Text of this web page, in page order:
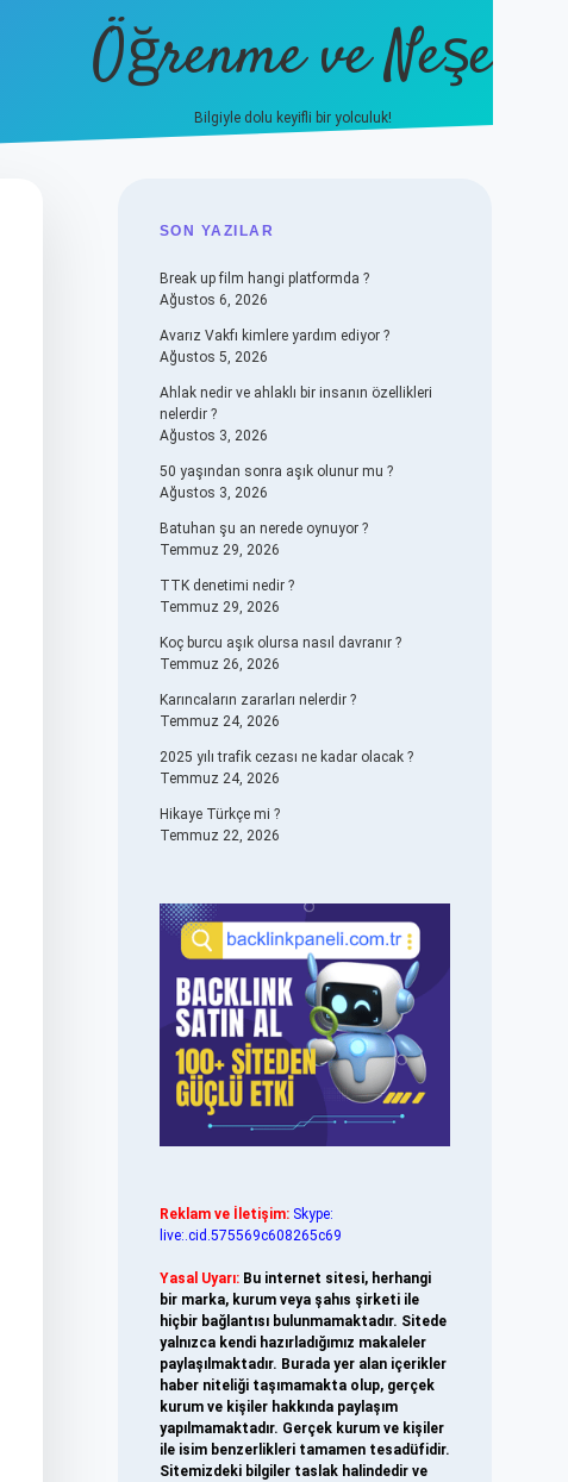
Öğrenme ve Neşe
Bilgiyle dolu keyifli bir yolculuk!
SIDEBAR
SON YAZILAR
Break up film hangi platformda ?
Ağustos 6, 2026
Avarız Vakfı kimlere yardım ediyor ?
Ağustos 5, 2026
Ahlak nedir ve ahlaklı bir insanın özellikleri
nelerdir ?
Ağustos 3, 2026
50 yaşından sonra aşık olunur mu ?
Ağustos 3, 2026
Batuhan şu an nerede oynuyor ?
Temmuz 29, 2026
TTK denetimi nedir ?
Temmuz 29, 2026
Koç burcu aşık olursa nasıl davranır ?
Temmuz 26, 2026
Karıncaların zararları nelerdir ?
Temmuz 24, 2026
2025 yılı trafik cezası ne kadar olacak ?
Temmuz 24, 2026
Hikaye Türkçe mi ?
Temmuz 22, 2026
Reklam ve İletişim: Skype:
live:.cid.575569c608265c69
Yasal Uyarı: Bu internet sitesi, herhangi
bir marka, kurum veya şahıs şirketi ile
hiçbir bağlantısı bulunmamaktadır. Sitede
yalnızca kendi hazırladığımız makaleler
paylaşılmaktadır. Burada yer alan içerikler
haber niteliği taşımamakta olup, gerçek
kurum ve kişiler hakkında paylaşım
yapılmamaktadır. Gerçek kurum ve kişiler
ile isim benzerlikleri tamamen tesadüfidir.
Sitemizdeki bilgiler taslak halindedir ve